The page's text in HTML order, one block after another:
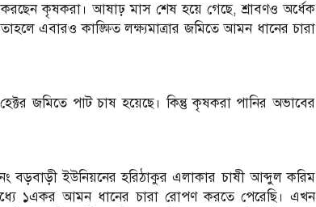
কৃষকরা। আষাঢ় মাস শেষ হয়ে গেছে, শ্রাবণও অর্ধেক
এবারও কাঙ্ক্ষিত লক্ষ্যমাত্রার জমিতে আমন ধানের চারা
জমিতে পাট চাষ হয়েছে। কিন্তু কৃষকরা পানির অভাবের
বড়বাড়ী ইউনিয়নের হরিঠাকুর এলাকার চাষী আব্দুল করিম
১একর আমন ধানের চারা রোপণ করতে পেরেছি। এখন